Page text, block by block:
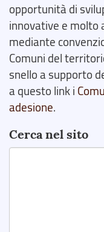
opportunità di
innovative e molto
mediante
Comuni del
snello a supporto
a questo link i
adesione.
Cerca nel sito